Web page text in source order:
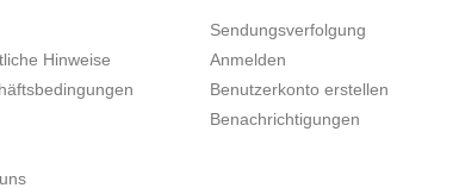
Hinweise
Sendungsverfolgung
Anmelden
Benutzerkonto erstellen
Benachrichtigungen